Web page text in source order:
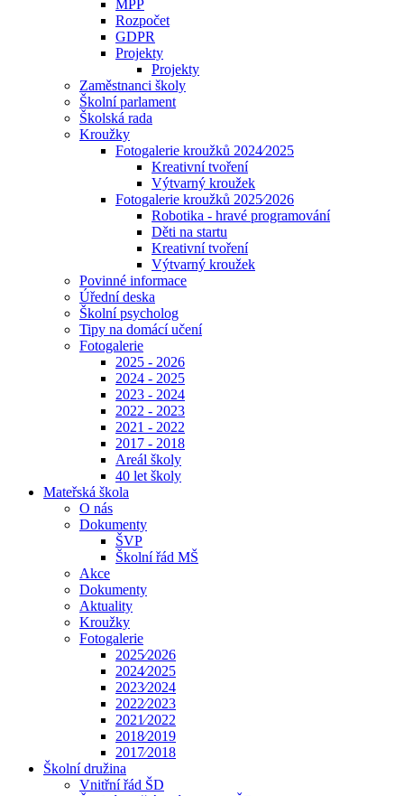
MPP
Rozpočet
GDPR
Projekty
Projekty
Zaměstnanci školy
Školní parlament
Školská rada
Kroužky
Fotogalerie kroužků 2024⁄2025
Kreativní tvoření
Výtvarný kroužek
Fotogalerie kroužků 2025⁄2026
Robotika - hravé programování
Děti na startu
Kreativní tvoření
Výtvarný kroužek
Povinné informace
Úřední deska
Školní psycholog
Tipy na domácí učení
Fotogalerie
2025 - 2026
2024 - 2025
2023 - 2024
2022 - 2023
2021 - 2022
2017 - 2018
Areál školy
40 let školy
Mateřská škola
O nás
Dokumenty
ŠVP
Školní řád MŠ
Akce
Dokumenty
Aktuality
Kroužky
Fotogalerie
2025⁄2026
2024⁄2025
2023⁄2024
2022⁄2023
2021⁄2022
2018⁄2019
2017⁄2018
Školní družina
Vnitřní řád ŠD